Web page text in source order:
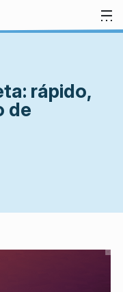
rápido,
de